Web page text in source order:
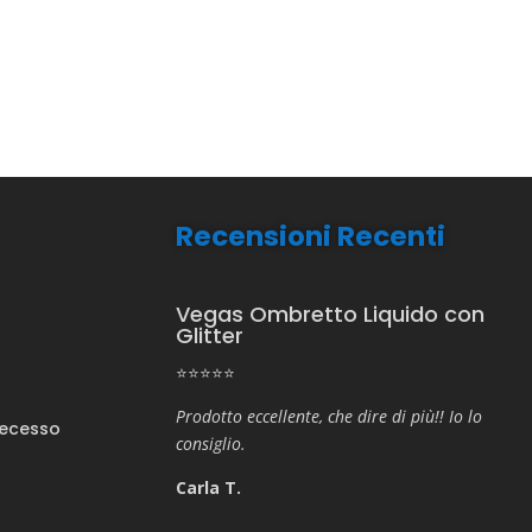
Recensioni Recenti
Vegas Ombretto Liquido con
Glitter
⭐⭐⭐⭐⭐
Prodotto eccellente, che dire di più!! Io lo
consiglio.
Carla T.